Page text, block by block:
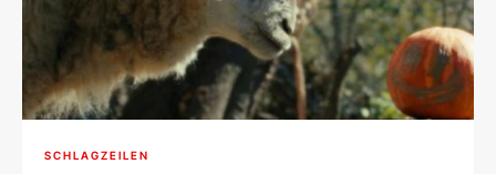
SCHLAGZEILEN